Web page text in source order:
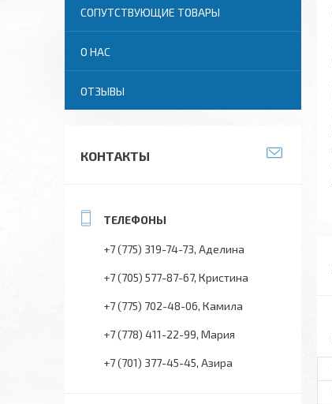
СОПУТСТВУЮЩИЕ ТОВАРЫ
О НАС
ОТЗЫВЫ
КОНТАКТЫ
+7 (775) 319-74-73 Аделина
+7 (705) 577-87-67 Кристина
+7 (775) 702-48-06 Камила
+7 (778) 411-22-99 Мария
+7 (701) 377-45-45 Азира